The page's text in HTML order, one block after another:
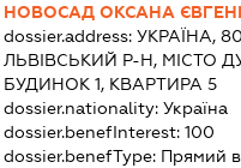
НОВОСАД ОКСАНА
dossier.address: УКРАЇНА,
ЛЬВІВСЬКИЙ Р-Н, МІСТО
БУДИНОК 1, КВАРТИРА 5
dossier.nationality: Україна
dossier.benefInterest: 100
dossier.benefType: Прямий